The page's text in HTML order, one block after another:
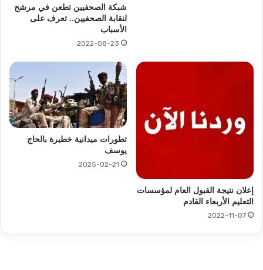
شبكة الصحفيين تطعن في مرشح
لنقابة الصحفيين.. تعرف على
الأسباب
2022-08-23
إعلان نتيجة القبول العام لمؤسسات
التعليم الأربعاء القادم
2022-11-07
تطورات ميدانية خطيرة بالحاج
يوسف
2025-02-21